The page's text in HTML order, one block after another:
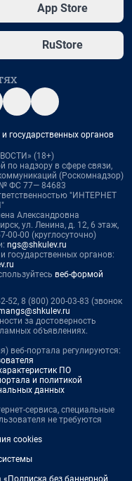
App Store
RuStore
государственных органов
(18+)
по надзору в сфере связи,
(Роскомнадзор)
ФС 77— 84683
"ИНТЕРНЕТ
Александровна
ул. Ленина, д. 12, 6 этаж,
00-00 (круглосуточно)
ngs@shkulev.ru
государственных органов:
веб-формой
52, 8 (800) 200-03-83 (звонок
за достоверность
объявлениях.
веб-портала регулируются:
ПО
и политикой
данных
сервиса, специальные
не требуются
cookies
«Подписка без баннерной